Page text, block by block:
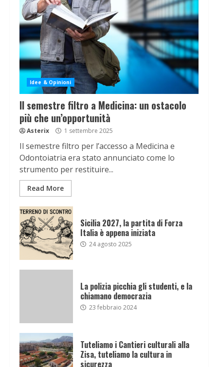
Idee & Opinioni
Il semestre filtro a Medicina: un ostacolo
più che un’opportunità
Asterix 1 settembre 2025
Il semestre filtro per l’accesso a Medicina e
Odontoiatria era stato annunciato come lo
strumento per restituire...
Read More
Sicilia 2027, la partita di Forza
Italia è appena iniziata
24 agosto 2025
La polizia picchia gli studenti, e la
chiamano democrazia
23 febbraio 2024
Tuteliamo i Cantieri culturali alla
Zisa, tuteliamo la cultura in
sicurezza